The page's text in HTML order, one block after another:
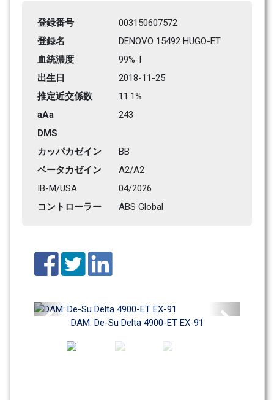
登録番号
003150607572
登録名
DENOVO 15492 HUGO-ET
血統濃度
99%-I
出生日
2018-11-25
推定近交係数
11.1%
aAa
243
DMS
カッパカゼイン
BB
ベータカゼイン
A2/A2
IB-M/USA
04/2026
コントローラー
ABS Global
DAM: De-Su Delta 4900-ET EX-91
Previous